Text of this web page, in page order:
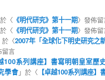
〈 《明代研究》第十一期〉發佈
〈 《明代研究》第十一期〉發佈
於〈2007年「全球化下明史研究之
留言
100系列講座】書寫明朝皇室歷
學會」於〈 【卓越100系列講座】